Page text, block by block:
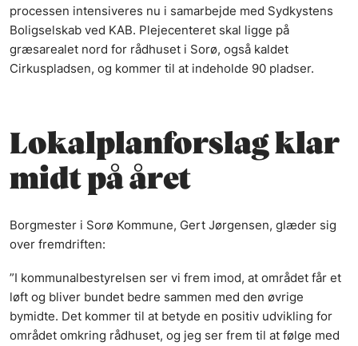
processen intensiveres nu i samarbejde med Sydkystens
Boligselskab ved KAB. Plejecenteret skal ligge på
græsarealet nord for rådhuset i Sorø, også kaldet
Cirkuspladsen, og kommer til at indeholde 90 pladser.
Lokalplanforslag klar
midt på året
Borgmester i Sorø Kommune, Gert Jørgensen, glæder sig
over fremdriften:
”I kommunalbestyrelsen ser vi frem imod, at området får et
løft og bliver bundet bedre sammen med den øvrige
bymidte. Det kommer til at betyde en positiv udvikling for
området omkring rådhuset, og jeg ser frem til at følge med